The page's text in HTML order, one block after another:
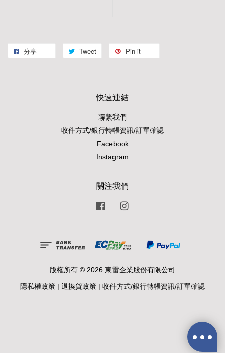
分享 Tweet Pin it
快速連結
聯繫我們
收件方式/銀行轉帳資訊/訂單確認
Facebook
Instagram
關注我們
Facebook
版權所有 © 2026 東雷企業股份有限公司
隱私權政策 | 退換貨政策 | 收件方式/銀行轉帳資訊/訂單確認